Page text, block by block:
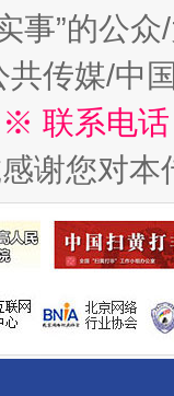
事”的公
共传媒/中
※ 联系电
谢您对